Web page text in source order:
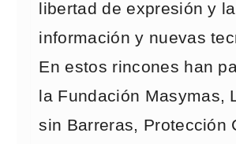
libertad de expresión y la
información y nuevas
En estos rincones han
la Fundación Masymas,
sin Barreras, Protección